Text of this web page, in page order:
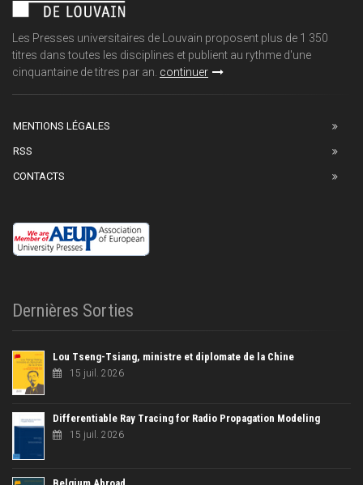
Les Presses universitaires de Louvain proposent plus de 1 350
titres dans toutes les disciplines et publient au rythme d'une
cinquantaine de titres par an. continuer
MENTIONS LÉGALES
RSS
CONTACTS
Dernières Sorties
Lou Tseng-Tsiang, ministre et diplomate de la Chine
15 juil. 2026
Differentiable Ray Tracing for Radio Propagation Modeling
15 juil. 2026